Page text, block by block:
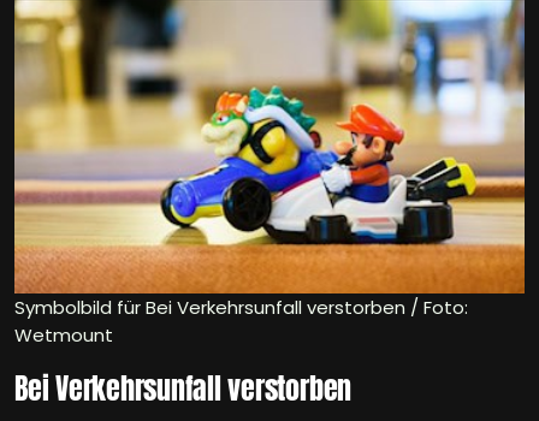
Symbolbild für Bei Verkehrsunfall verstorben / Foto:
Wetmount
Bei Verkehrsunfall verstorben